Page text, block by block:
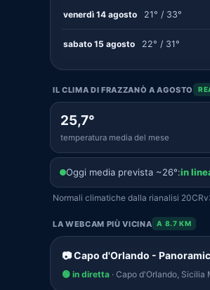
venerdì 14 agosto 21° / 33°
sabato 15 agosto 22° / 31°
IL CLIMA DI FRAZZANÒ A AGOSTO
25,7°
temperatura media del mese
Oggi media prevista ~26°:in
Normali climatiche dalla rianalisi
LA WEBCAM PIÙ VICINA A 8.7 KM
📷 Capo d'Orlando -
🟢 in diretta · Capo d'Orlando, Sicilia